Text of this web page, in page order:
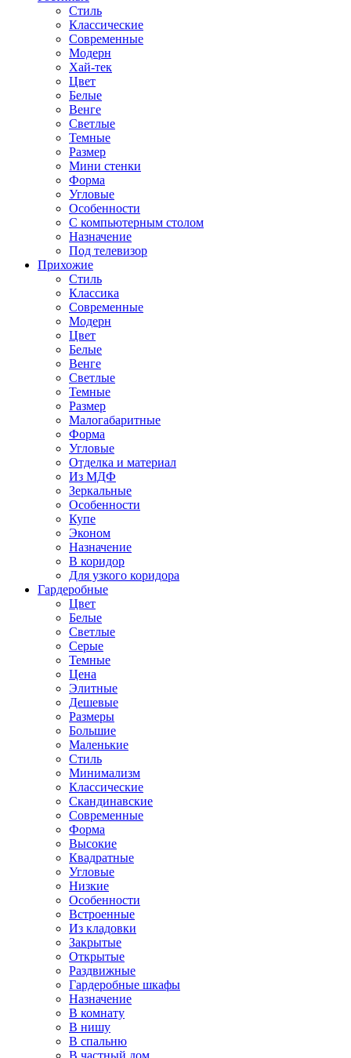
Стиль
Классические
Современные
Модерн
Хай-тек
Цвет
Белые
Венге
Светлые
Темные
Размер
Мини стенки
Форма
Угловые
Особенности
С компьютерным столом
Назначение
Под телевизор
Прихожие
Стиль
Классика
Современные
Модерн
Цвет
Белые
Венге
Светлые
Темные
Размер
Малогабаритные
Форма
Угловые
Отделка и материал
Из МДФ
Зеркальные
Особенности
Купе
Эконом
Назначение
В коридор
Для узкого коридора
Гардеробные
Цвет
Белые
Светлые
Серые
Темные
Цена
Элитные
Дешевые
Размеры
Большие
Маленькие
Стиль
Минимализм
Классические
Скандинавские
Современные
Форма
Высокие
Квадратные
Угловые
Низкие
Особенности
Встроенные
Из кладовки
Закрытые
Открытые
Раздвижные
Гардеробные шкафы
Назначение
В комнату
В нишу
В спальню
В частный дом